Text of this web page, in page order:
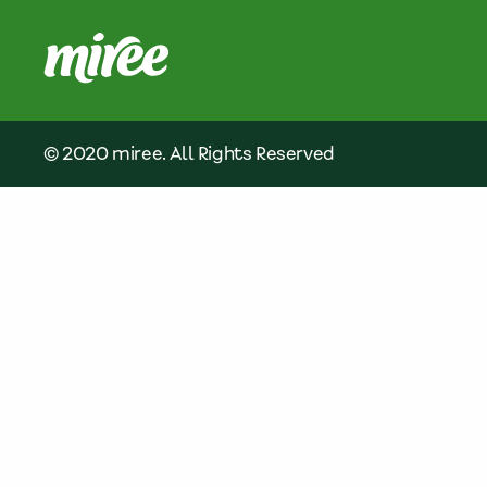
© 2020 miree. All Rights Reserved